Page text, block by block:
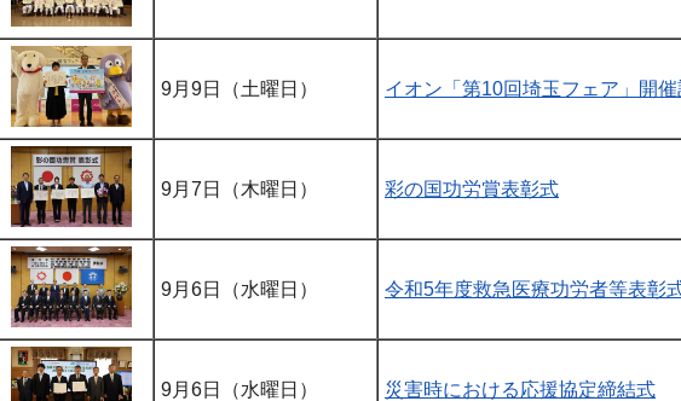
9月9日（土曜日） イオン「第10回埼玉フェア」開
9月7日（木曜日） 彩の国功労賞表彰式
9月6日（水曜日） 令和5年度救急医療功労者等表彰
9月6日（水曜日） 災害時における応援協定締結式